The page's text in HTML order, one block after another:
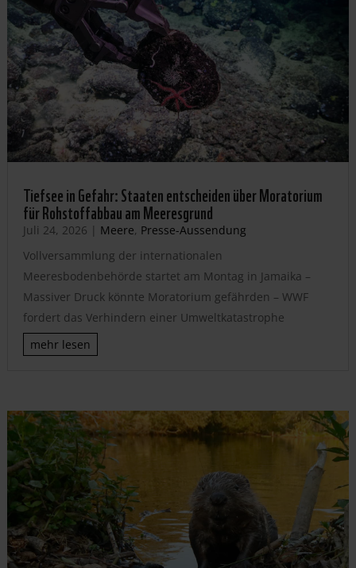
Tiefsee in Gefahr: Staaten entscheiden über Moratorium
für Rohstoffabbau am Meeresgrund
Juli 24, 2026 | Meere, Presse-Aussendung
Vollversammlung der internationalen
Meeresbodenbehörde startet am Montag in Jamaika –
Massiver Druck könnte Moratorium gefährden – WWF
fordert das Verhindern einer Umweltkatastrophe
mehr lesen